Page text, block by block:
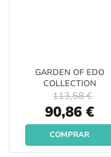
GARDEN OF EDO
COLLECTION
Special
Price
90,86 €
113,58 €
COMPRAR